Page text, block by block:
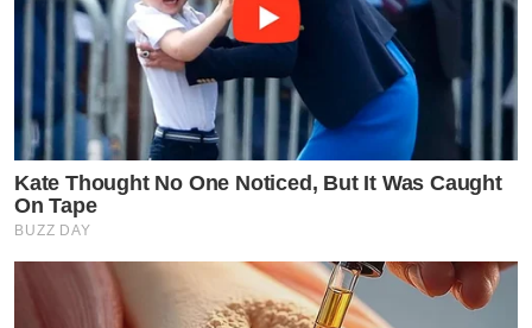
Kate Thought No One Noticed, But It Was Caught
On Tape
BUZZ DAY